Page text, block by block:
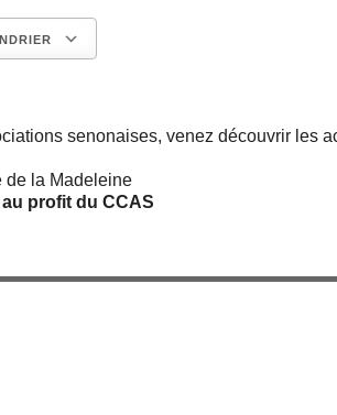
senonaises, venez découvrir les
de la Madeleine
profit du CCAS